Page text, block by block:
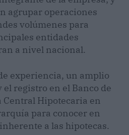
agrupar operaciones
volúmenes para
entidades
a nivel nacional.
experiencia, un amplio
registro en el Banco de
Central Hipotecaria en
para conocer en
a las hipotecas.